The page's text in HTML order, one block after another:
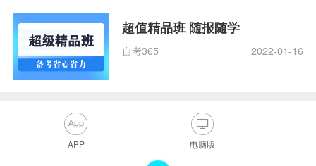
超值精品班 随报随学
自考365 2022-01-16
APP 电脑版